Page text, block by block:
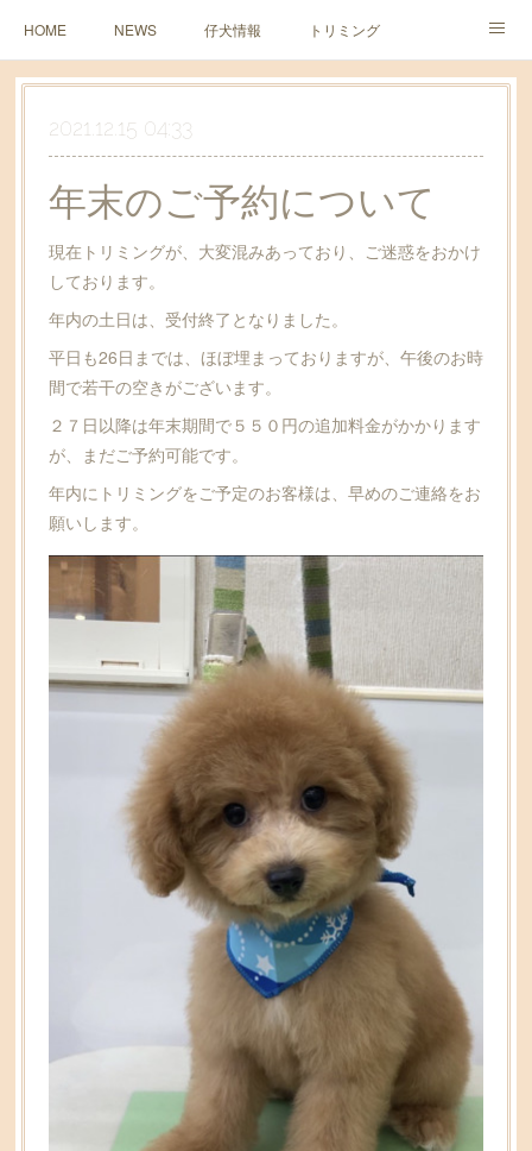
HOME NEWS 仔犬情報 トリミング
ペットホテル
2021.12.15 04:33
年末のご予約について
現在トリミングが、大変混みあっており、ご迷惑をおかけ
しております。
年内の土日は、受付終了となりました。
平日も26日までは、ほぼ埋まっておりますが、午後のお時
間で若干の空きがございます。
２７日以降は年末期間で５５０円の追加料金がかかります
が、まだご予約可能です。
年内にトリミングをご予定のお客様は、早めのご連絡をお
願いします。